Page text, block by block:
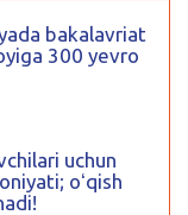
bakalavriat
300 yevro
uchun
oʻqish